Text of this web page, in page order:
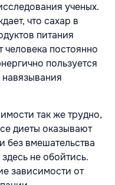
ученых.
что сахар в
питания
человека постоянно
пользуется
так же трудно,
диеты оказывают
без вмешательства
не обойтись.
зависимости от